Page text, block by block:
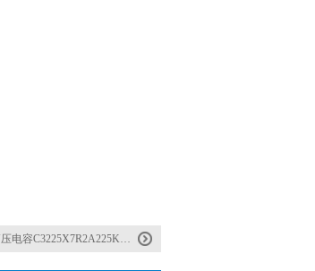
容C3225X7R2A225K230AB